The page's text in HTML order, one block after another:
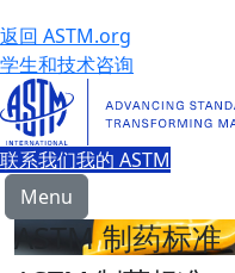
返回 ASTM.org
学生和技术咨询
联系我们我的 ASTM
Menu
ASTM 制药标准